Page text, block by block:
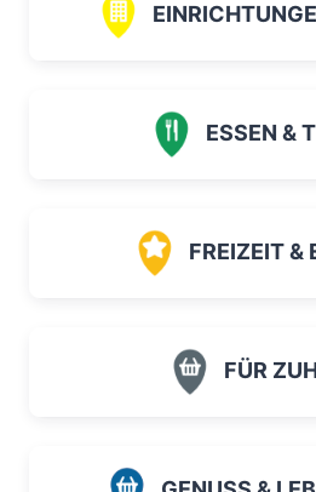
ESSEN &
FREIZEIT &
FÜR